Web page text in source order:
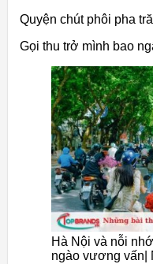
Quyện chút phôi pha
Gọi thu trở mình bao
Hà Nội và nỗi
ngào vương vấn|